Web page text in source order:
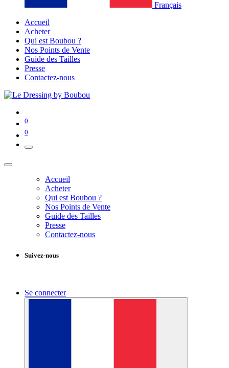
Français
Accueil
Acheter
Qui est Boubou ?
Nos Points de Vente
Guide des Tailles
Presse
Contactez-nous
0
0
Accueil
Acheter
Qui est Boubou ?
Nos Points de Vente
Guide des Tailles
Presse
Contactez-nous
Suivez-nous
Se connecter